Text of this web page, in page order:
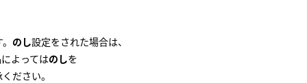
のし設定をされた場合は、
よってはのしを
ださい。